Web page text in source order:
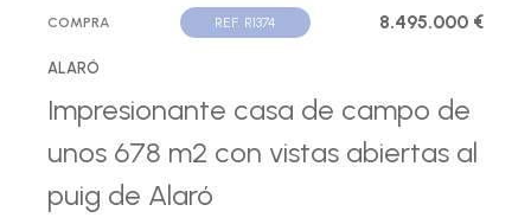
COMPRA REF. R1374 8.495.000 €
ALARÓ
Impresionante casa de campo de
unos 678 m2 con vistas abiertas al
puig de Alaró